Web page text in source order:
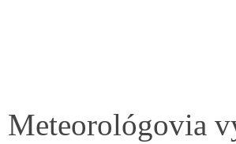
Meteorológovia